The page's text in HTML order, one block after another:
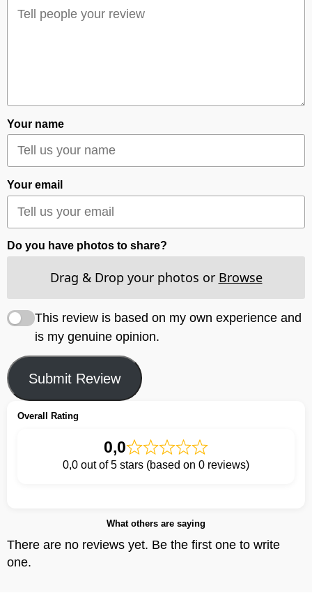
Your name
Your email
Do you have photos to share?
Drag & Drop your photos or Browse
This review is based on my own experience and
is my genuine opinion.
Submit Review
Overall Rating
0,0
0,0 out of 5 stars (based on 0 reviews)
What others are saying
There are no reviews yet. Be the first one to write
one.